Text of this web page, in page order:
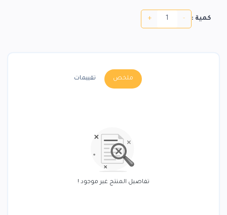
كمية : -
+
ملخص تقييمات
تفاصيل المنتج غير موجود !